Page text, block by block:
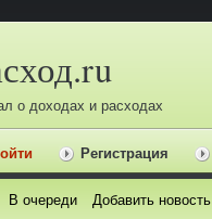
о доходах и расходах
Регистрация
В очереди Добавить новость